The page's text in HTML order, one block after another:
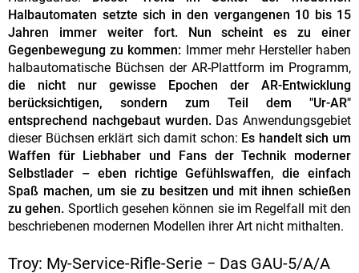
Halbautomaten setzte sich in den vergangenen 10 bis 15
Jahren immer weiter fort.
Nun scheint es zu einer
Gegenbewegung zu kommen: Immer mehr Hersteller haben
halbautomatische Büchsen der AR-Plattform im Programm,
die nicht nur gewisse Epochen der AR-Entwicklung
berücksichtigen, sondern zum Teil dem "Ur-AR"
entsprechend nachgebaut wurden.Das Anwendungsgebiet
dieser Büchsen erklärt sich damit schon: Es handelt sich um
Waffen für Liebhaber und Fans der Technik moderner
Selbstlader – eben richtige Gefühlswaffen, die einfach
Spaß machen, um sie zu besitzen und mit ihnen schießen
zu gehen. Sportlich gesehen können sie im Regelfall mit den
beschriebenen modernen Modellen ihrer Art nicht mithalten.
Troy: My-Service-Rifle-Serie − Das GAU-5/A/A